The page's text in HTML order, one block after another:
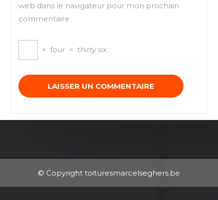
web dans le navigateur pour mon prochain
commentaire.
× four = thirty six
© Copyright toituresmarcelseghers.be